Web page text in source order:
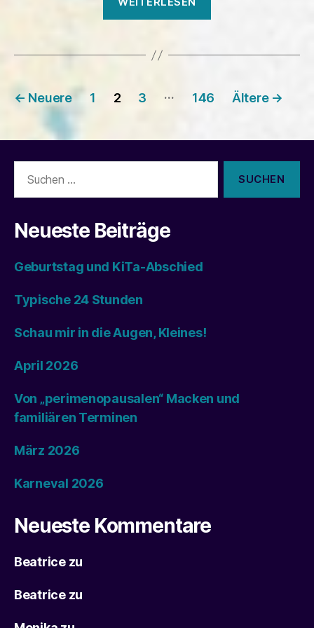
Seitennummerierung
Beiträge
← Neuere 1 2 3 … 146 Ältere →
nach:
Neueste Beiträge
Geburtstag und KiTa-Abschied
Typische 24 Stunden
Schau mir in die Augen, Kleines!
April 2026
Von „perimenopausalen“ Macken und
familiären Terminen
März 2026
Karneval 2026
Neueste Kommentare
Beatricezu
Beatricezu